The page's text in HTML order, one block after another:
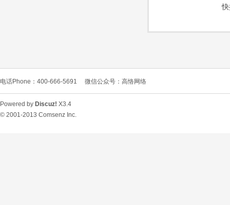
电话Phone：400-666-5691 微信公众号：高恪网络
Powered by Discuz! X3.4
© 2001-2013 Comsenz Inc.